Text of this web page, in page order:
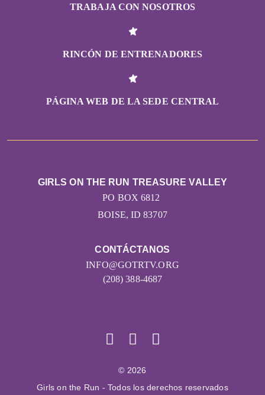
TRABAJA CON NOSOTROS
RINCÓN DE ENTRENADORES
PÁGINA WEB DE LA SEDE CENTRAL
CONTÁCTANOS
INFO@GOTRTV.ORG
(208) 388-4687
GIRLS ON THE RUN TREASURE VALLEY
PO BOX 6812
BOISE, ID 83707
© 2026
Girls on the Run - Todos los derechos reservados